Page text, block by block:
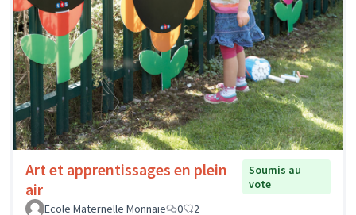
Art et apprentissages en plein
air
Soumis au
vote
Ecole Maternelle Monnaie
0 2